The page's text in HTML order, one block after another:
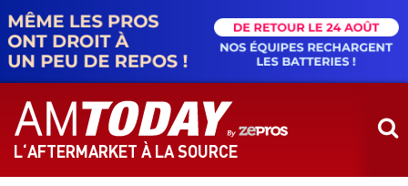
contenu
principal
L‘AFTERMARKET À LA SOURCE